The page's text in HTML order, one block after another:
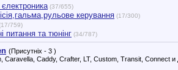
(37/655)
керування (17/300)
759)
питання та тюнінг (34/787)
(Присутніх - 3 )
Caravella, Caddy, Crafter, LT, Custom, Transit, Connect и